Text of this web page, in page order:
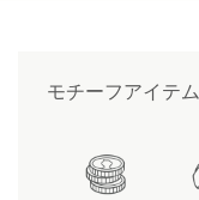
モチーフアイテム